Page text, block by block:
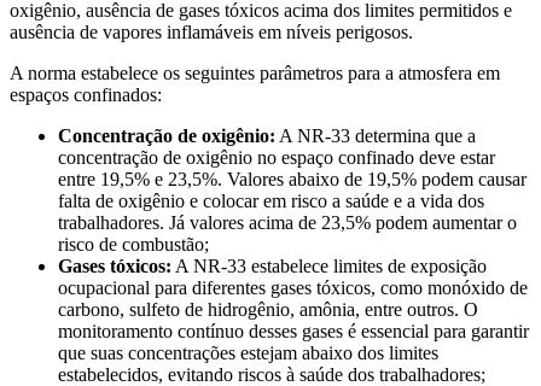
oxigênio, ausência de gases tóxicos acima dos limites permitidos e
ausência de vapores inflamáveis em níveis perigosos.
A norma estabelece os seguintes parâmetros para a atmosfera em
espaços confinados:
Concentração de oxigênio: A NR-33 determina que a
concentração de oxigênio no espaço confinado deve estar
entre 19,5% e 23,5%. Valores abaixo de 19,5% podem causar
falta de oxigênio e colocar em risco a saúde e a vida dos
trabalhadores. Já valores acima de 23,5% podem aumentar o
risco de combustão;
Gases tóxicos: A NR-33 estabelece limites de exposição
ocupacional para diferentes gases tóxicos, como monóxido de
carbono, sulfeto de hidrogênio, amônia, entre outros. O
monitoramento contínuo desses gases é essencial para garantir
que suas concentrações estejam abaixo dos limites
estabelecidos, evitando riscos à saúde dos trabalhadores;